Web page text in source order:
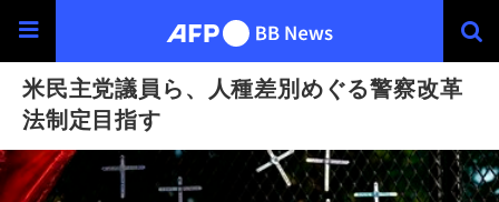
米民主党議員ら、人種差別めぐる警察改革
法制定目指す